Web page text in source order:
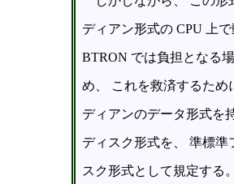
ディアン形式の CPU 上
BTRON では負担となる
め、 これを救済するため
ディアンのデータ形式を
ディスク形式を、 準標準
スク形式として規定する。